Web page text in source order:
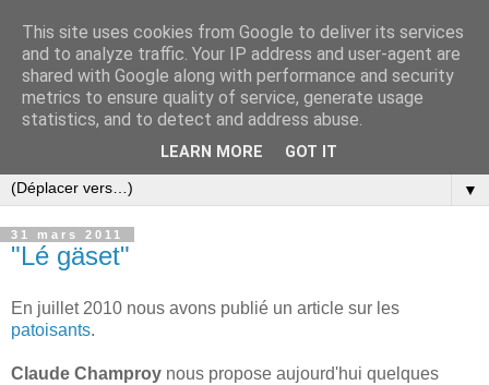
▼
31 mars 2011
"Lé gäset"
En juillet 2010 nous avons publié un article sur les
patoisants.
Claude Champroy nous propose aujourd'hui quelques
This site uses cookies from Google to deliver its services
and to analyze traffic. Your IP address and user-agent are
shared with Google along with performance and security
metrics to ensure quality of service, generate usage
statistics, and to detect and address abuse.
LEARN MORE GOT IT